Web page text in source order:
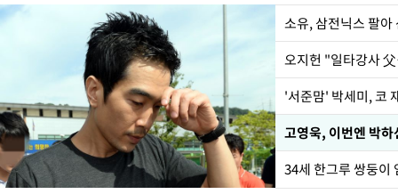
'서준맘' 박세미, 코
34세 한그루 쌍둥